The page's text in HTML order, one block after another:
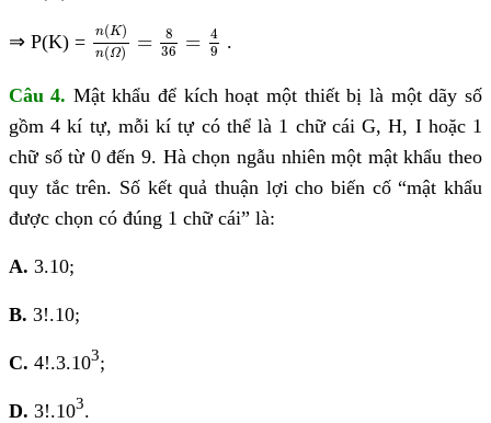
⇒ P(K) = n(K)
n(Ω) =
8
36
= 4
9
nKn 36 9
.
Câu 4. Mật khẩu để kích hoạt một thiết bị là một dãy số
gồm 4 kí tự, mỗi kí tự có thể là 1 chữ cái G, H, I hoặc 1
chữ số từ 0 đến 9. Hà chọn ngẫu nhiên một mật khẩu theo
quy tắc trên. Số kết quả thuận lợi cho biến cố “mật khẩu
được chọn có đúng 1 chữ cái” là:
A. 3.10;
B. 3!.10;
C. 4!.3.103;
D. 3!.103.